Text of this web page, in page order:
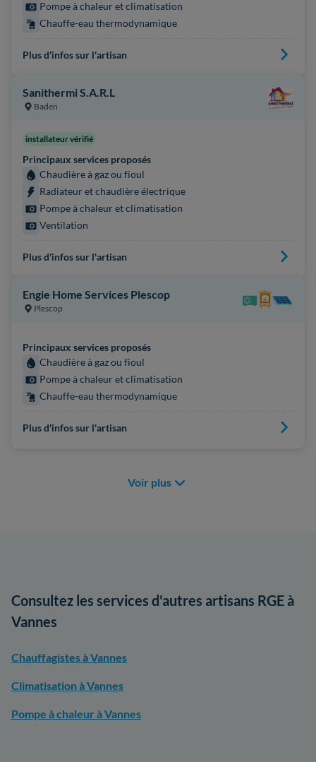
Pompe à chaleur et climatisation
Chauffe-eau thermodynamique
Plus d'infos sur l'artisan
Sanithermi S.A.R.L
Baden
installateur vérifié
Principaux services proposés
Chaudière à gaz ou fioul
Radiateur et chaudière électrique
Pompe à chaleur et climatisation
Ventilation
Plus d'infos sur l'artisan
Engie Home Services Plescop
Plescop
Principaux services proposés
Chaudière à gaz ou fioul
Pompe à chaleur et climatisation
Chauffe-eau thermodynamique
Plus d'infos sur l'artisan
Voir plus
Consultez les services d'autres artisans RGE à
Vannes
Chauffagistes à Vannes
Climatisation à Vannes
Pompe à chaleur à Vannes